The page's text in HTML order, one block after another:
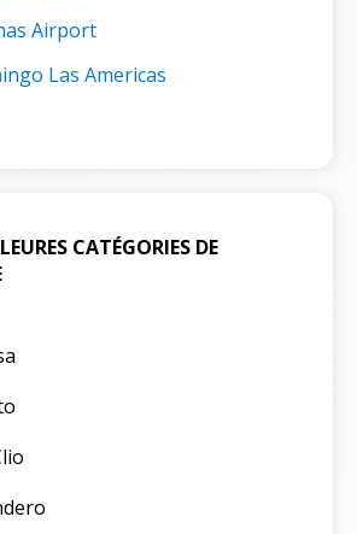
Airport
Las Americas
CATÉGORIES DE